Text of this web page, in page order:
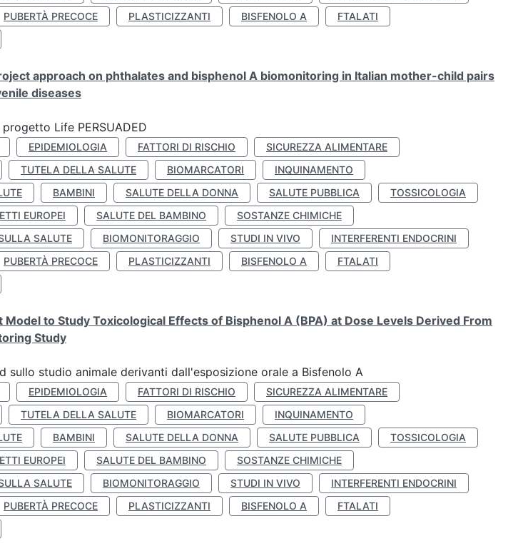
PUBERTÀ PRECOCE PLASTICIZZANTI BISFENOLO A
FTALATI
approach on phthalates and bisphenol A biomonitoring in Italian mother-child pairs
diseases
Life PERSUADED
EPIDEMIOLOGIA FATTORI DI RISCHIO
SICUREZZA ALIMENTARE
TUTELA DELLA SALUTE BIOMARCATORI
INQUINAMENTO
BAMBINI SALUTE DELLA DONNA SALUTE PUBBLICA
TOSSICOLOGIA
EUROPEI SALUTE DEL BAMBINO
SOSTANZE CHIMICHE
SALUTE
BIOMONITORAGGIO STUDI IN VIVO
INTERFERENTI ENDOCRINI
PUBERTÀ PRECOCE PLASTICIZZANTI BISFENOLO A
FTALATI
to Study Toxicological Effects of Bisphenol A (BPA) at Dose Levels Derived From
Study
sullo studio animale derivanti dall'esposizione orale a Bisfenolo A
EPIDEMIOLOGIA FATTORI DI RISCHIO
SICUREZZA ALIMENTARE
TUTELA DELLA SALUTE BIOMARCATORI
INQUINAMENTO
BAMBINI SALUTE DELLA DONNA SALUTE PUBBLICA
TOSSICOLOGIA
EUROPEI SALUTE DEL BAMBINO
SOSTANZE CHIMICHE
SALUTE
BIOMONITORAGGIO STUDI IN VIVO
INTERFERENTI ENDOCRINI
PUBERTÀ PRECOCE PLASTICIZZANTI BISFENOLO A
FTALATI